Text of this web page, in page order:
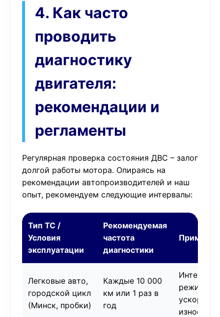
4. Как часто
проводить
диагностику
двигателя:
рекомендации и
регламенты
Регулярная проверка состояния ДВС – залог
долгой работы мотора. Опираясь на
рекомендации автопроизводителей и наш
опыт, рекомендуем следующие интервалы:
Тип ТС /
Условия
эксплуатации
Рекомендуемая
частота
диагностики
Легковые авто,
городской цикл
(Минск, пробки)
Каждые 10 000
км или 1 раз в
год
режим
ускоряет
износ